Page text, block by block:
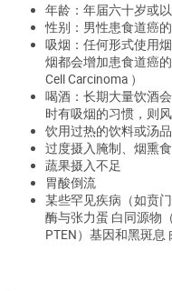
年龄：年届六十岁或
性别：男性患食道癌
吸烟：任何形式使用
烟都会增加患食道癌
Cell Carcinoma ）
喝酒：长期大量饮酒
时有吸烟的习惯，则
饮用过热的饮料或汤品
过度摄入腌制、烟熏
蔬果摄入不足
胃酸倒流
某些罕见疾病（如贲
酶与张力蛋 白同源物
PTEN）基因和黑斑息